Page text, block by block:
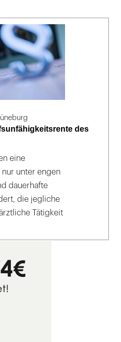
des
eine
unter engen
dauerhafte
die jegliche
Tätigkeit